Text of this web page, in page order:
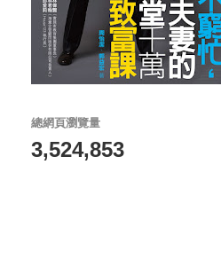
總網頁瀏覽量
3,524,853